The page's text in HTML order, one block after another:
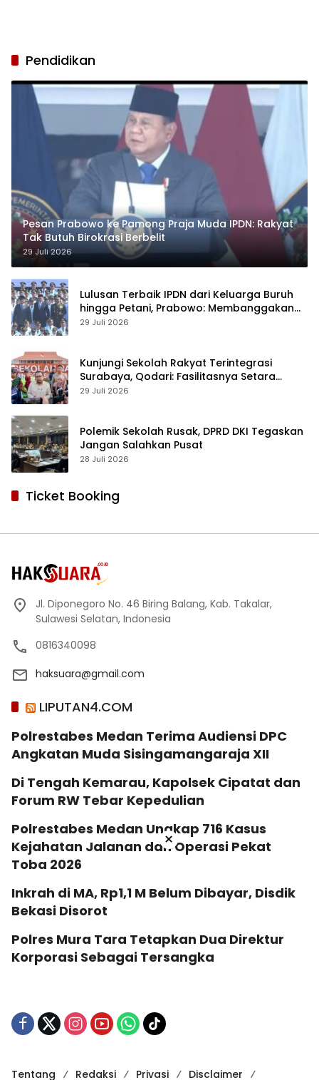
Pendidikan
Pesan Prabowo ke Pamong Praja Muda IPDN: Rakyat
Tak Butuh Birokrasi Berbelit
29 Juli 2026
Lulusan Terbaik IPDN dari Keluarga Buruh
hingga Petani, Prabowo: Membanggakan
Hati Saya
29 Juli 2026
Kunjungi Sekolah Rakyat Terintegrasi
Surabaya, Qodari: Fasilitasnya Setara
Sekolah Swasta Terbaik
29 Juli 2026
Polemik Sekolah Rusak, DPRD DKI Tegaskan
Jangan Salahkan Pusat
28 Juli 2026
Ticket Booking
Jl. Diponegoro No. 46 Biring Balang, Kab. Takalar,
Sulawesi Selatan, Indonesia
0816340098
haksuara@gmail.com
LIPUTAN4.COM
Polrestabes Medan Terima Audiensi DPC
Angkatan Muda Sisingamangaraja XII
Di Tengah Kemarau, Kapolsek Cipatat dan
Forum RW Tebar Kepedulian
Polrestabes Medan Ungkap 716 Kasus
Kejahatan Jalanan dan Operasi Pekat
Toba 2026
Inkrah di MA, Rp1,1 M Belum Dibayar, Disdik
Bekasi Disorot
Polres Mura Tara Tetapkan Dua Direktur
Korporasi Sebagai Tersangka
Tentang Redaksi Privasi Disclaimer
×